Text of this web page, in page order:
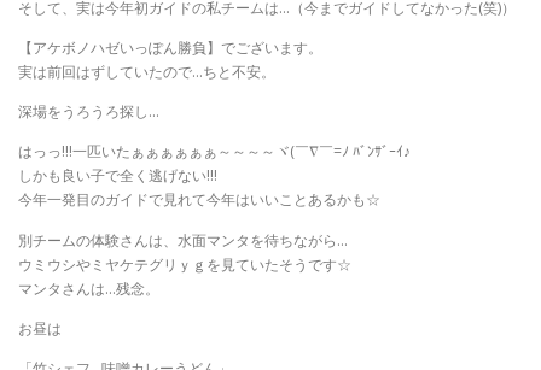
そして、実は今年初ガイドの私チームは…（今までガイドしてなかった(笑)）
【アケボノハゼいっぽん勝負】でございます。
実は前回はずしていたので…ちと不安。
深場をうろうろ探し…
はっっ!!!一匹いたぁぁぁぁぁぁ～～～～ヾ(￣∇￣=ﾉ ﾊﾞﾝｻﾞｰｲ♪
しかも良い子で全く逃げない!!!
今年一発目のガイドで見れて今年はいいことあるかも☆
別チームの体験さんは、水面マンタを待ちながら…
ウミウシやミヤケテグリｙｇを見ていたそうです☆
マンタさんは…残念。
お昼は